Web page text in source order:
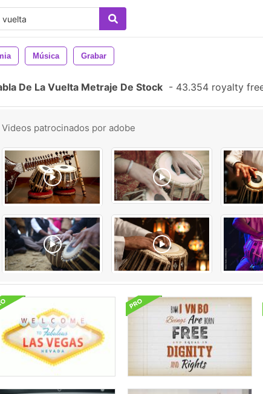
Música Grabar
De La Vuelta Metraje De Stock - 43.354 royalty
Videos patrocinados por adobe